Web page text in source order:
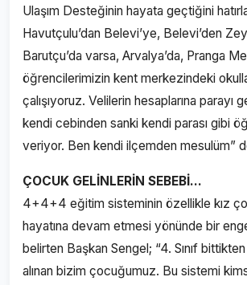
Ulaşım Desteğinin hayata geçtiğini
Havutçulu’dan Belevi’ye, Belevi’den
Barutçu’da varsa, Arvalya’da, Pranga
öğrencilerimizin kent merkezindeki
çalışıyoruz. Velilerin hesaplarına parayı
kendi cebinden sanki kendi parası gibi
veriyor. Ben kendi ilçemden mesulüm”
ÇOCUK GELİNLERİN SEBEBİ…
4+4+4 eğitim sisteminin özellikle kız
hayatına devam etmesi yönünde bir
belirten Başkan Sengel; “4. Sınıf
alınan bizim çocuğumuz. Bu sistemi